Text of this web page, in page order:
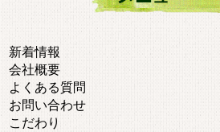
新着情報
会社概要
よくある質問
お問い合わせ
こだわり